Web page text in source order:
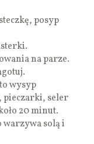
posyp
na parze.
wysyp
pieczarki, seler
20 minut.
warzywa solą i